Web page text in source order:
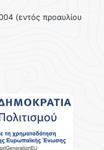
(εντός προαυλίου